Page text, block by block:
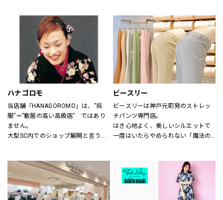
しました。
MARY QUANTのアイテムには、あり
のままの自分を表現し、今以上にい
きいきと輝いてほしいという想いが
込められています。
全ての女性に、自分らしさの創造と
直感を。
ハナゴロモ
当店舗「HANAGOROMO」は、”呉
服”＝”敷居の高い高級店”　ではあり
ません。
大型SC内でのショップ展開と言う利
指しています。
ローマ字屋号や店舗レイアウト等も
若い感性を生かし、幅広い年齢層の
お客様を対象にした店舗となってい
ビースリー
ビースリーは神戸元町発のストレッ
チパンツ専門店。
はき心地よく、美しいシルエットで
一度はいたらやめられない「魔法の
ンや限定カラーも人気です。
サイズも3号～21号と豊富に揃いま
す。（カラーにより異なります）
ショップでは、パンツフィッターが